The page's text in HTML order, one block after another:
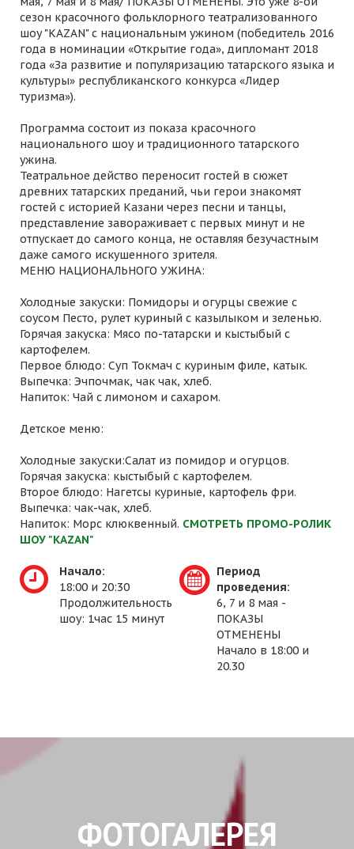
сезон красочного фольклорного театрализованного
шоу "KAZAN" с национальным ужином (победитель 2016
года в номинации «Открытие года», дипломант 2018
года «За развитие и популяризацию татарского языка и
культуры» республиканского конкурса «Лидер
туризма»).
Программа состоит из показа красочного
национального шоу и традиционного татарского
ужина.
Театральное действо переносит гостей в сюжет
древних татарских преданий, чьи герои знакомят
гостей с историей Казани через песни и танцы,
представление завораживает с первых минут и не
отпускает до самого конца, не оставляя безучастным
даже самого искушенного зрителя.
МЕНЮ НАЦИОНАЛЬНОГО УЖИНА:
Холодные закуски: Помидоры и огурцы свежие с
соусом Песто, рулет куриный с казылыком и зеленью.
Горячая закуска: Мясо по-татарски и кыстыбый с
картофелем.
Первое блюдо: Суп Токмач с куриным филе, катык.
Выпечка: Эчпочмак, чак чак, хлеб.
Напиток: Чай с лимоном и сахаром.
Детское меню:
Холодные закуски:Салат из помидор и огурцов.
Горячая закуска: кыстыбый с картофелем.
Второе блюдо: Нагетсы куриные, картофель фри.
Выпечка: чак-чак, хлеб.
Напиток: Морс клюквенный. СМОТРЕТЬ ПРОМО-РОЛИК
ШОУ "KAZAN"
Начало:
18:00 и 20:30
Продолжительность
шоу: 1час 15 минут
Период
проведения:
6, 7 и 8 мая -
ПОКАЗЫ
ОТМЕНЕНЫ
Начало в 18:00 и
20.30
ФОТОГАЛЕРЕЯ